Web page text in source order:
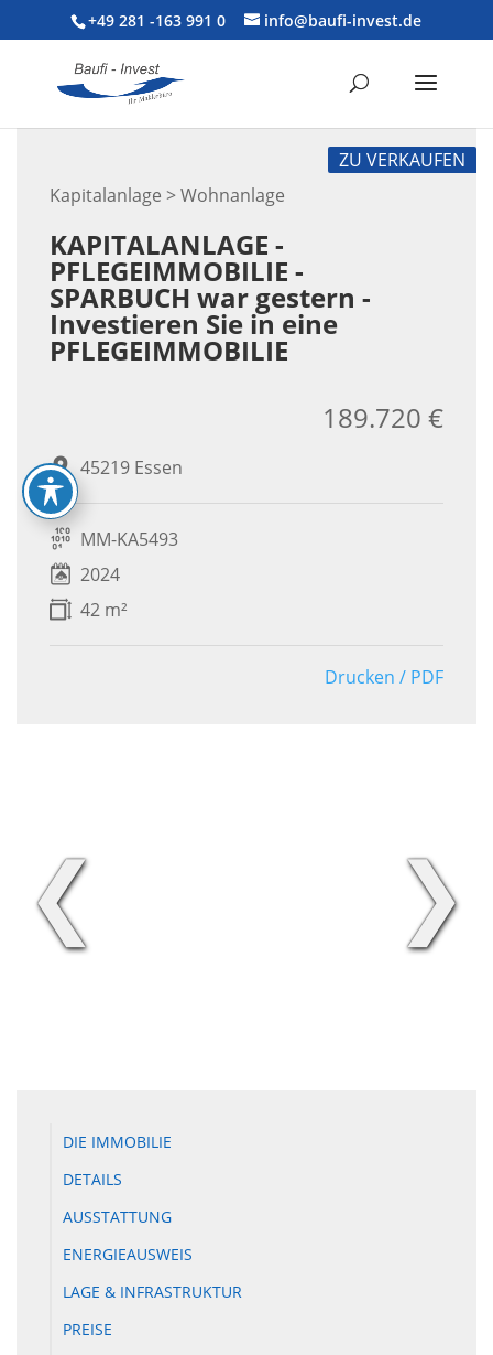
+49 281 -163 991 0 info@baufi-invest.de
Kapitalanlage > Wohnanlage
ZU VERKAUFEN
KAPITALANLAGE -
PFLEGEIMMOBILIE -
SPARBUCH war gestern -
Investieren Sie in eine
PFLEGEIMMOBILIE
45219 Essen
189.720 €
MM-KA5493
2024
42 m²
Drucken / PDF
❮ ❯
DIE IMMOBILIE
DETAILS
AUSSTATTUNG
ENERGIEAUSWEIS
LAGE & INFRASTRUKTUR
PREISE